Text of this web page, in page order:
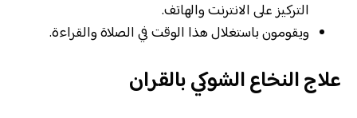
التركيز على الانترنت والهاتف.
ويقومون باستغلال هذا الوقت في الصلاة والقراءة.
علاج النخاع الشوكي بالقران